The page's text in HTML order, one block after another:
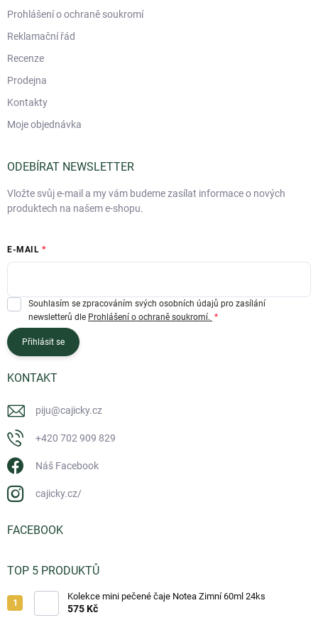
Prohlášení o ochraně soukromí
Reklamační řád
Recenze
Prodejna
Kontakty
Moje objednávka
ODEBÍRAT NEWSLETTER
Vložte svůj e-mail a my vám budeme zasílat informace o nových
produktech na našem e-shopu.
E-MAIL
Souhlasím se zpracováním svých osobních údajů pro zasílání
newsletterů dle Prohlášení o ochraně soukromí.
Přihlásit se
KONTAKT
piju@cajicky.cz
+420 702 909 829
Náš Facebook
cajicky.cz/
FACEBOOK
TOP 5 PRODUKTŮ
Kolekce mini pečené čaje Notea Zimní 60ml 24ks
575 Kč